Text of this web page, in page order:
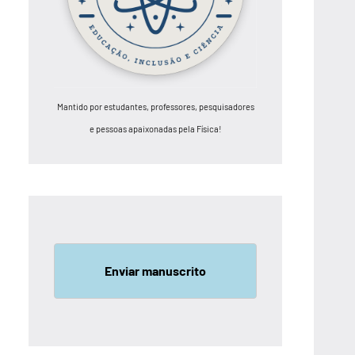
Mantido por estudantes, professores, pesquisadores
e pessoas apaixonadas pela Física!
Enviar manuscrito